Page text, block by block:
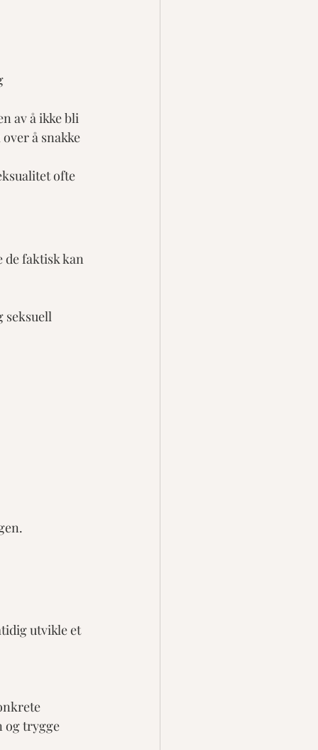
av å ikke bli
å snakke
ofte
de faktisk kan
seksuell
utvikle et
og trygge